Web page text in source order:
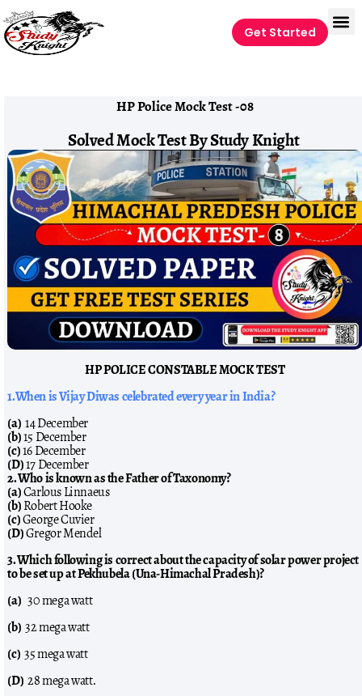
Get Started
HP Police Mock Test -08
Solved Mock Test By Study Knight
HP POLICE CONSTABLE MOCK TEST
1.When is Vijay Diwas celebrated every year in India?
(a) 14 December
(b)15 December
(c)16 December
(D)17 December
2. Who is known as the Father of Taxonomy?
(a)Carlous Linnaeus
(b)Robert Hooke
(c)George Cuvier
(D)Gregor Mendel
3. Which following is correct about the capacity of solar power project
to be set up at Pekhubela (Una-Himachal Pradesh)?
(a) 30 mega watt
(b) 32 mega watt
(c) 35 mega watt
(D) 28 mega watt.